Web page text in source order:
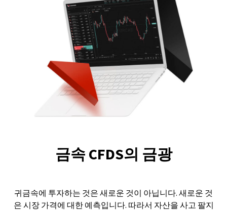
금속 CFDS의 금광
귀금속에 투자하는 것은 새로운 것이 아닙니다. 새로운 것
은 시장 가격에 대한 예측입니다. 따라서 자산을 사고 팔지